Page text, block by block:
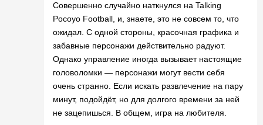
Совершенно случайно наткнулся на Talking
Pocoyo Football, и, знаете, это не совсем то, что
ожидал. С одной стороны, красочная графика и
забавные персонажи действительно радуют.
Однако управление иногда вызывает настоящие
головоломки — персонажи могут вести себя
очень странно. Если искать развлечение на пару
минут, подойдёт, но для долгого времени за ней
не зацепишься. В общем, игра на любителя.